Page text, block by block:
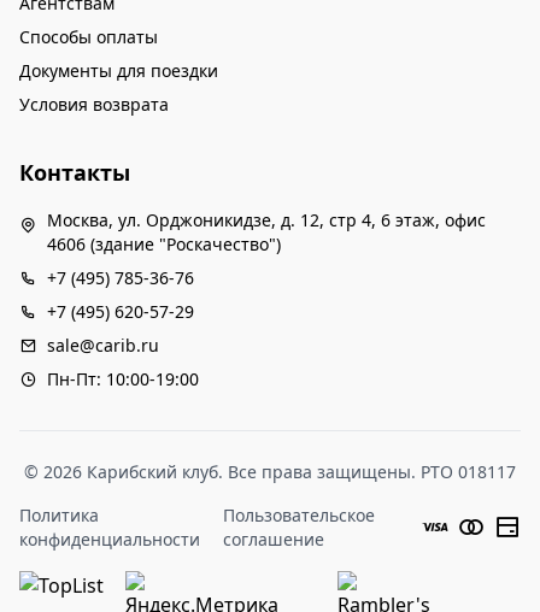
Способы оплаты
Документы для поездки
Условия возврата
Контакты
Москва, ул. Орджоникидзе, д. 12, стр 4, 6 этаж, офис
4606 (здание "Роскачество")
+7 (495) 785-36-76
+7 (495) 620-57-29
sale@carib.ru
Пн-Пт: 10:00-19:00
© 2026 Карибский клуб. Все права защищены. РТО 018117
Политика
конфиденциальности
Пользовательское
соглашение